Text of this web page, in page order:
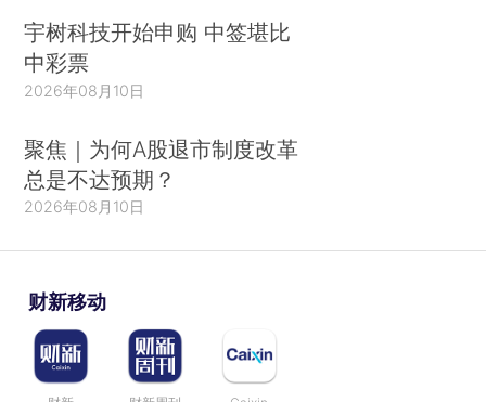
宇树科技开始申购 中签堪比
中彩票
2026年08月10日
聚焦｜为何A股退市制度改革
总是不达预期？
2026年08月10日
财新移动